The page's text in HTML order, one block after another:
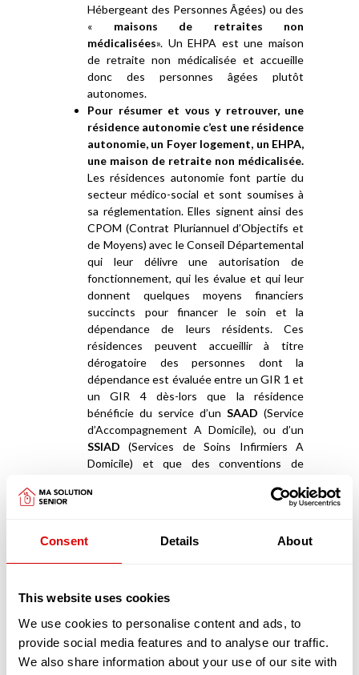
Consent Details About
This website uses cookies
We use cookies to personalise content and ads, to
provide social media features and to analyse our traffic.
We also share information about your use of our site with
Hébergeant des Personnes Âgées) ou des
« maisons de retraites non
médicalisées». Un EHPA est une maison
de retraite non médicalisée et accueille
donc des personnes âgées plutôt
autonomes.
Pour résumer et vous y retrouver, une
résidence autonomie c’est une résidence
autonomie, un Foyer logement, un EHPA,
une maison de retraite non médicalisée.
Les résidences autonomie font partie du
secteur médico-social et sont soumises à
sa réglementation. Elles signent ainsi des
CPOM (Contrat Pluriannuel d’Objectifs et
de Moyens) avec le Conseil Départemental
qui leur délivre une autorisation de
fonctionnement, qui les évalue et qui leur
donnent quelques moyens financiers
succincts pour financer le soin et la
dépendance de leurs résidents. Ces
résidences peuvent accueillir à titre
dérogatoire des personnes dont la
dépendance est évaluée entre un GIR 1 et
un GIR 4 dès-lors que la résidence
bénéficie du service d’un SAAD (Service
d’Accompagnement A Domicile), ou d’un
SSIAD (Services de Soins Infirmiers A
Domicile) et que des conventions de
EHPAD
coliving
La deuxième catégorie de résidences séniors
maisonnées en coliving
Les logements en coliving proposent un habitat
partagé entre une quinzaine de séniors,
maximum. Tous vivent sous le même toit, en